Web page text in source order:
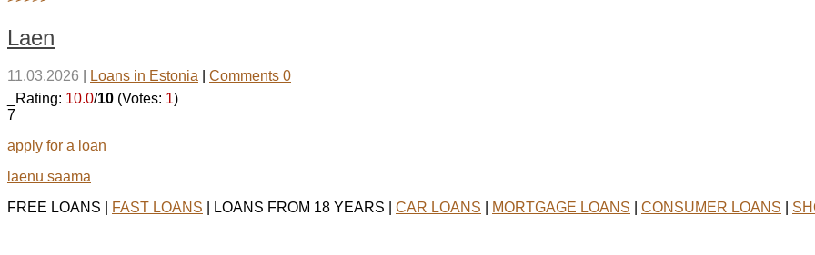
Laen
11.03.2026 Loans in Estonia
Comments 0
_Rating: 10.0/10 (Votes: 1)
7
apply for a loan
laenu saama
FREE LOANS |
FAST LOANS | LOANS FROM 18 YEARS | CAR LOANS MORTGAGE LOANS CONSUMER LOANS